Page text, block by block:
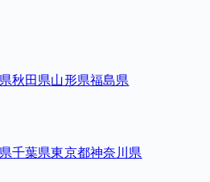
秋田県山形県福島県
千葉県東京都神奈川県